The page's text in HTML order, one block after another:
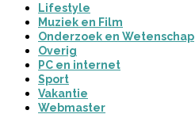
Lifestyle
Muziek en Film
Onderzoek en Wetenschap
Overig
PC en internet
Sport
Vakantie
Webmaster